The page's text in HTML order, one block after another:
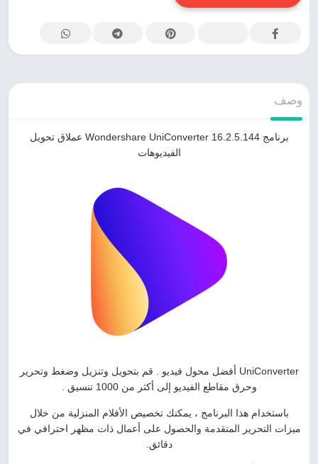
وصف
برنامج Wondershare UniConverter 16.2.5.144 عملاق تحويل
الفيديوهات
UniConverter أفضل محول فيديو . قم بتحويل وتنزيل وضغط وتحرير
وحرق مقاطع الفيديو إلى أكثر من 1000 تنسيق .
باستخدام هذا البرنامج ، يمكنك تخصيص الأفلام المنزلية من خلال
ميزات التحرير المتقدمة والحصول على أعمال ذات مظهر احترافي في
دقائق.